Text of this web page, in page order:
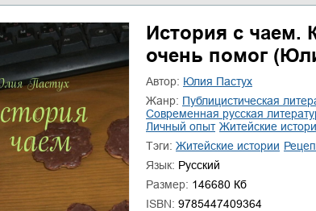
Новоросии:
Забытая земля Новоросии:
о судьбе Кировоградской
области
История с чаем.
очень помог
Автор:
Юлия Пастух
Жанр:
публицистическая
современная русская
личный опыт
житейские
Тэги:
житейские истории
Язык: Русский
Размер: 146680 Кб
ISBN: 9785447409364